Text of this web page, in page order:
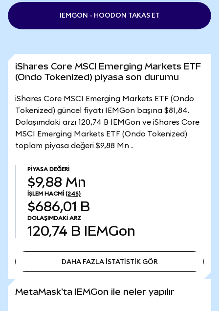
IEMGON - HOODON TAKAS ET
iShares Core MSCI Emerging Markets ETF
(Ondo Tokenized) piyasa son durumu
iShares Core MSCI Emerging Markets ETF (Ondo
Tokenized) güncel fiyatı IEMGon başına $81,84.
Dolaşımdaki arzı 120,74 B IEMGon ve iShares Core
MSCI Emerging Markets ETF (Ondo Tokenized)
toplam piyasa değeri $9,88 Mn .
PIYASA DEĞERI
$9,88 Mn
İŞLEM HACMI (24S)
$686,01 B
DOLAŞIMDAKI ARZ
120,74 B IEMGon
DAHA FAZLA İSTATİSTİK GÖR
MetaMask'ta IEMGon ile neler yapılır